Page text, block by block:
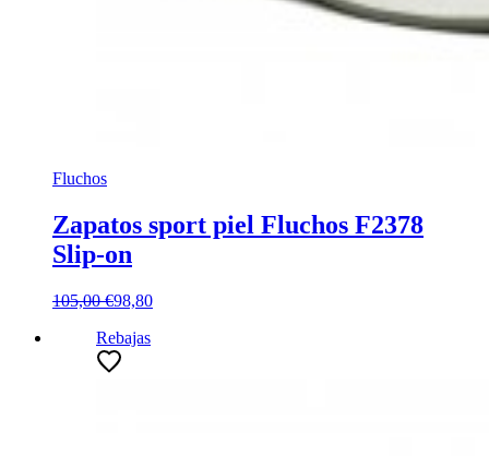
Fluchos
Zapatos sport piel Fluchos F2378
Slip-on
105,00 €98,80
Rebajas